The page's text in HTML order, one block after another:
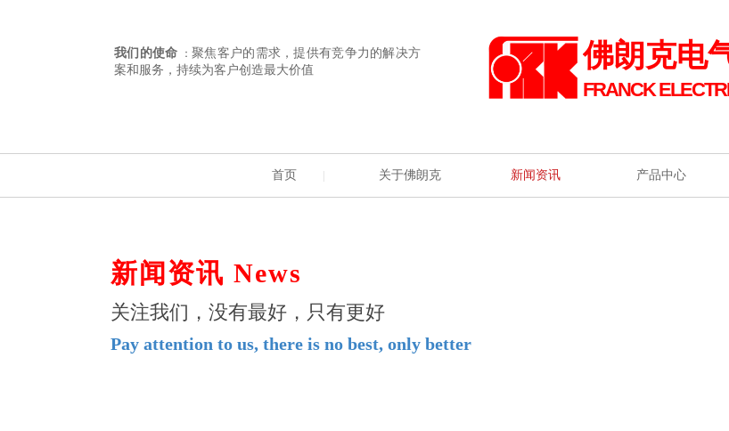
我们的使命 ：聚焦客户的需求，提供有竞争力的解决方
案和服务，持续为客户创造最大价值
| | |
佛朗克电
FRANCK
首页 关于佛朗克 新闻资讯 产品中心
新闻资讯 News ​​
关注我们，没有最好，只有更好
Pay attention to us, there is no best, only better